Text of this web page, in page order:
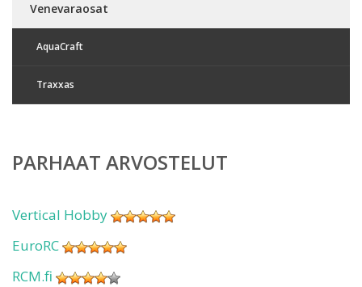
Venevaraosat
AquaCraft
Traxxas
PARHAAT ARVOSTELUT
Vertical Hobby
EuroRC
RCM.fi